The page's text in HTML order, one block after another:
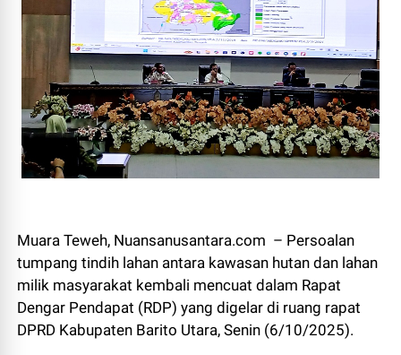
Muara Teweh, Nuansanusantara.com – Persoalan
tumpang tindih lahan antara kawasan hutan dan lahan
milik masyarakat kembali mencuat dalam Rapat
Dengar Pendapat (RDP) yang digelar di ruang rapat
DPRD Kabupaten Barito Utara, Senin (6/10/2025).